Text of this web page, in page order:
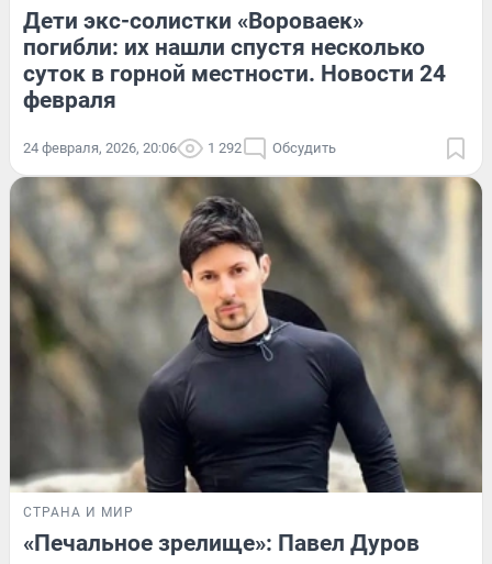
Дети экс-солистки «Вороваек»
погибли: их нашли спустя несколько
суток в горной местности. Новости 24
февраля
24 февраля, 2026, 20:06 1 292 Обсудить
СТРАНА И МИР
«Печальное зрелище»: Павел Дуров